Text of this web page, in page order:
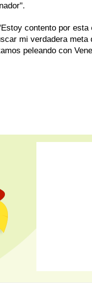
contento por
mi verdadera meta
peleando con